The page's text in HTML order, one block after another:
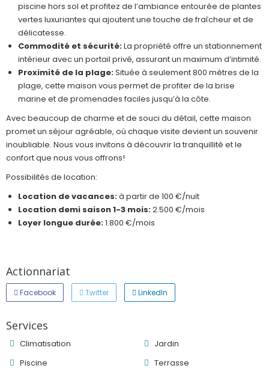
piscine hors sol et profitez de l’ambiance entourée de plantes
vertes luxuriantes qui ajoutent une touche de fraîcheur et de
délicatesse.
Commodité et sécurité:La propriété offre un stationnement
intérieur avec un portail privé, assurant un maximum d’intimité.
Proximité de la plage:Située à seulement 800 mètres de la
plage, cette maison vous permet de profiter de la brise
marine et de promenades faciles jusqu’à la côte.
Avec beaucoup de charme et de souci du détail, cette maison
promet un séjour agréable, où chaque visite devient un souvenir
inoubliable. Nous vous invitons à découvrir la tranquillité et le
confort que nous vous offrons!
Possibilités de location:
Location de vacances:à partir de 100 €/nuit
Location demi saison 1-3 mois:2.500 €/mois
Loyer longue durée:1.800 €/mois
Actionnariat
Facebook Twitter LinkedIn
Services
Climatisation
Jardin
Piscine
Terrasse